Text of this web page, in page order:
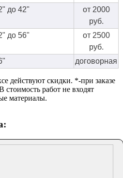
до 42"
от 2000
руб.
до 56"
от 2500
руб.
договорная
действуют скидки. *-при заказе
стоимость работ не входят
материалы.